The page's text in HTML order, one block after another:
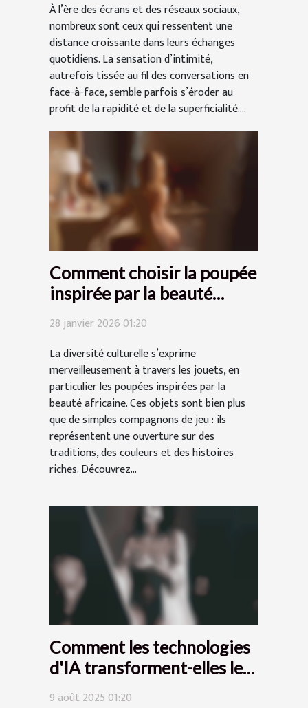
À l’ère des écrans et des réseaux sociaux,
nombreux sont ceux qui ressentent une
distance croissante dans leurs échanges
quotidiens. La sensation d’intimité,
autrefois tissée au fil des conversations en
face-à-face, semble parfois s’éroder au
profit de la rapidité et de la superficialité....
Comment choisir la poupée
inspirée par la beauté
africaine ?
28 janvier 2026 01:20
La diversité culturelle s’exprime
merveilleusement à travers les jouets, en
particulier les poupées inspirées par la
beauté africaine. Ces objets sont bien plus
que de simples compagnons de jeu : ils
représentent une ouverture sur des
traditions, des couleurs et des histoires
riches. Découvrez...
Comment les technologies
d'IA transforment-elles les
jeux pour adultes ?
9 août 2025 01:20